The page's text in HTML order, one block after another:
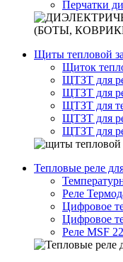
Перчатки
Щиты тепловой
Щиток
ЩТЗТ для
ЩТЗТ для
ЩТЗТ для
ЩТЗТ для
ЩТЗТ для
Тепловые реле
Реле
Цифровое
Цифровое
Реле MSF